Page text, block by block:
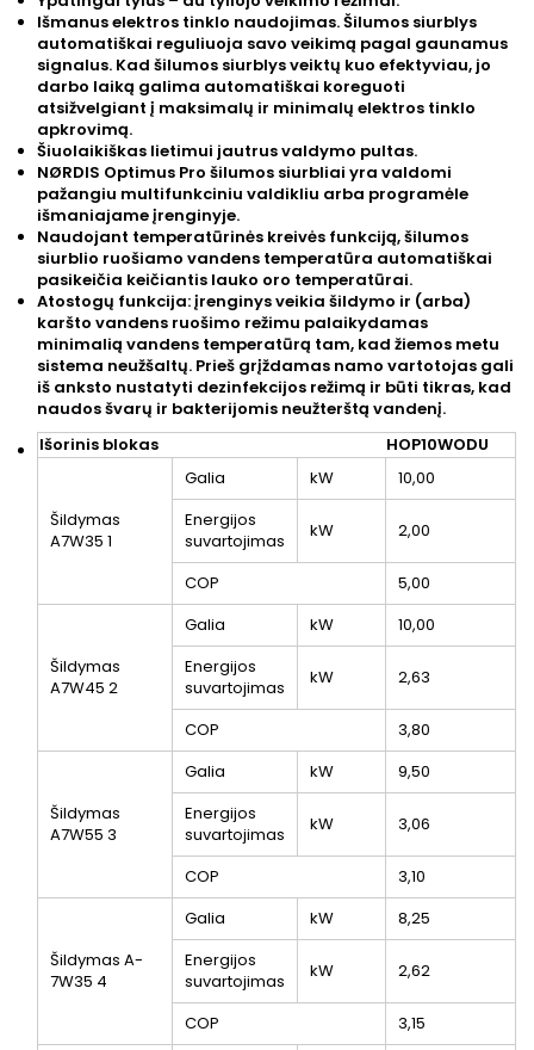
Išmanus elektros tinklo naudojimas. Šilumos siurblys
automatiškai reguliuoja savo veikimą pagal gaunamus
signalus. Kad šilumos siurblys veiktų kuo efektyviau, jo
darbo laiką galima automatiškai koreguoti
atsižvelgiant į maksimalų ir minimalų elektros tinklo
apkrovimą.
Šiuolaikiškas lietimui jautrus valdymo pultas.
NØRDIS Optimus Pro šilumos siurbliai yra valdomi
pažangiu multifunkciniu valdikliu arba programėle
išmaniajame įrenginyje.
Naudojant temperatūrinės kreivės funkciją, šilumos
siurblio ruošiamo vandens temperatūra automatiškai
pasikeičia keičiantis lauko oro temperatūrai.
Atostogų funkcija: įrenginys veikia šildymo ir (arba)
karšto vandens ruošimo režimu palaikydamas
minimalią vandens temperatūrą tam, kad žiemos metu
sistema neužšaltų. Prieš grįždamas namo vartotojas gali
iš anksto nustatyti dezinfekcijos režimą ir būti tikras, kad
naudos švarų ir bakterijomis neužterštą vandenį.
Išorinis blokas
HOP10WODU
Šildymas
A7W35 1
Galia kW
10,00
Energijos
suvartojimas
kW 2,00
COP 5,00
Šildymas
A7W45 2
Galia kW
10,00
Energijos
suvartojimas
kW 2,63
COP 3,80
Šildymas
A7W55 3
Galia kW
9,50
Energijos
suvartojimas
kW 3,06
COP 3,10
Šildymas A-
7W35 4
Galia kW
8,25
Energijos
suvartojimas
kW 2,62
COP 3,15